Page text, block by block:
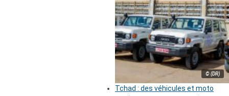
© (DR)
Tchad : des véhicules et moto